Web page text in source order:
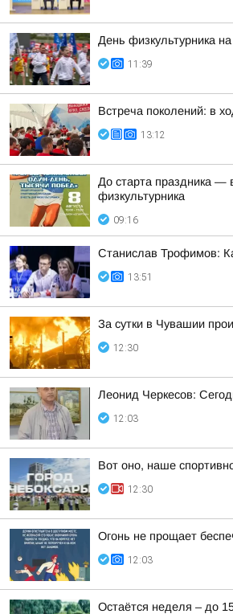
День физкультурника
11:39
Встреча поколений: в
13:12
До старта праздника —
физкультурника
09:16
Станислав Трофимов:
13:51
За сутки в Чувашии
12:30
Леонид Черкесов:
12:03
Вот оно, наше
12:30
Огонь не прощает
12:03
Остаётся неделя – до